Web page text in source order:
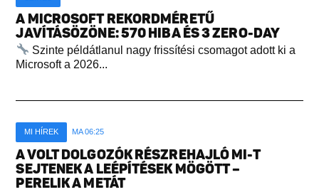
A MICROSOFT REKORDMÉRETŰ
JAVÍTÁSÖZÖNE: 570 HIBA ÉS 3 ZERO-DAY
Szinte példátlanul nagy frissítési csomagot adott ki a
Microsoft a 2026...
MI HÍREK MA 06:25
A VOLT DOLGOZÓK RÉSZREHAJLÓ MI-T
SEJTENEK A LEÉPÍTÉSEK MÖGÖTT –
PERELIK A METÁT